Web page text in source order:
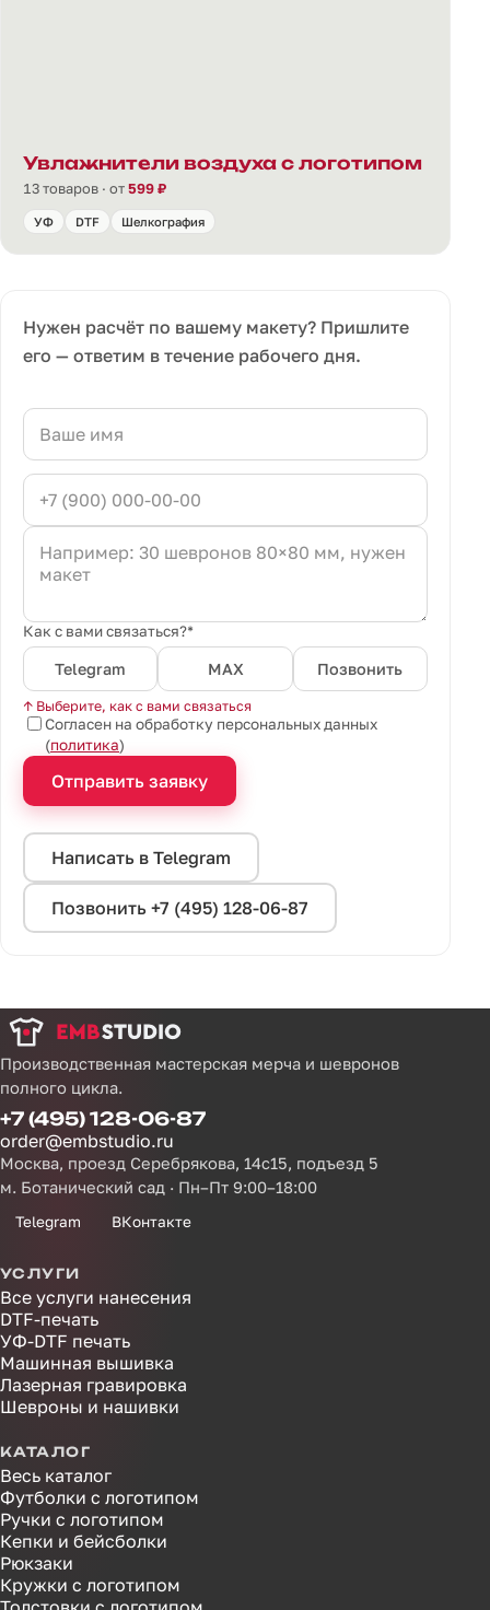
Увлажнители воздуха с логотипом
13 товаров · от599 ₽
УФ DTF Шелкография
Нужен расчёт по вашему макету? Пришлите
его — ответим в течение рабочего дня.
Как с вами связаться?*
Telegram MAX Позвонить
↑ Выберите, как с вами связаться
Согласен на обработку персональных данных
(политика)
Отправить заявку
Написать в Telegram
Позвонить +7 (495) 128-06-87
Производственная мастерская мерча и шевронов
полного цикла.
+7 (495) 128-06-87
order@embstudio.ru
Москва, проезд Серебрякова, 14с15, подъезд 5
м. Ботанический сад · Пн–Пт 9:00–18:00
Telegram ВКонтакте
УСЛУГИ
Все услуги нанесения
DTF-печать
УФ-DTF печать
Машинная вышивка
Лазерная гравировка
Шевроны и нашивки
КАТАЛОГ
Весь каталог
Футболки с логотипом
Ручки с логотипом
Кепки и бейсболки
Рюкзаки
Кружки с логотипом